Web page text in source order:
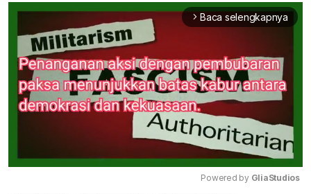
arrow_forward_ios Baca selengkapnya
Powered by GliaStudios